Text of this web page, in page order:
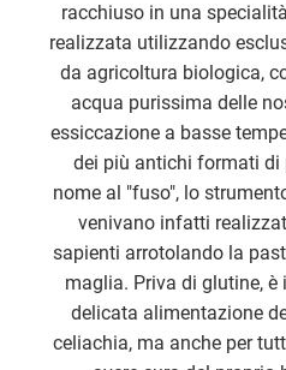
racchiuso in una
realizzata utilizzando
da agricoltura biologica,
acqua purissima delle
essiccazione a basse
dei più antichi formati di
nome al "fuso", lo
venivano infatti
sapienti arrotolando la
maglia. Priva di glutine,
delicata alimentazione
celiachia, ma anche per